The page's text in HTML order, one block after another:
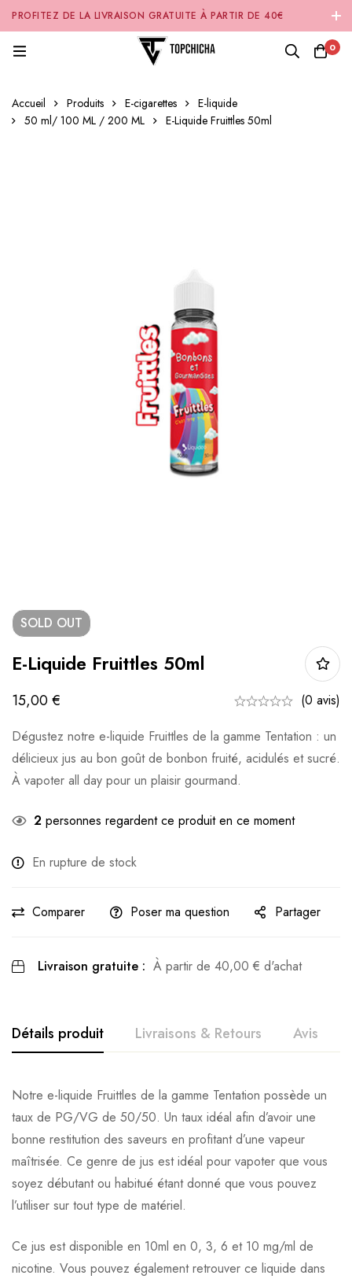
PROFITEZ DE LA LIVRAISON GRATUITE À PARTIR DE 40€
D'ACHAT SUR NOTRE SITE INTERNET 🚚
0
Accueil Produits E-cigarettes
E-liquide
50 ml/ 100 ML / 200 ML
E-Liquide Fruittles 50ml
SOLD OUT
E-Liquide Fruittles 50ml
15,00€
(0 avis)
Dégustez notre e-liquide Fruittles de la gamme Tentation : un
délicieux jus au bon goût de bonbon fruité, acidulés et sucré.
À vapoter all day pour un plaisir gourmand.
2 personnes regardent ce produit en ce moment
En rupture de stock
Comparer Poser ma question Partager
Livraison gratuite : À partir de 40,00 € d'achat
Détails produit Livraisons & Retours Avis
Notre e-liquide Fruittles de la gamme Tentation possède un
taux de PG/VG de 50/50. Un taux idéal afin d’avoir une
bonne restitution des saveurs en profitant d’une vapeur
maîtrisée. Ce genre de jus est idéal pour vapoter que vous
soyez débutant ou habitué étant donné que vous pouvez
l’utiliser sur tout type de matériel.
Ce jus est disponible en 10ml en 0, 3, 6 et 10 mg/ml de
nicotine. Vous pouvez également retrouver ce liquide dans
Avis clients
Based on 0 Reviews
Ajouter mon avis
Questions clients
question sur ce produit
Aucune question actuellement. Devenez le premier à poser
votre question !